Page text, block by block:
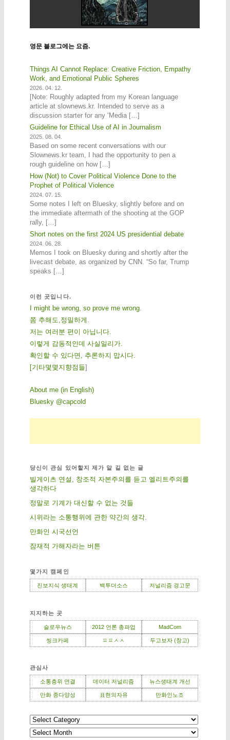
영문 블로그에는 요즘.
Things AI Cannot Replace: Creative Friction, Empathy
Work, and Emotional Public Spheres
2026. 04. 12.
[Note: Roughly adapted from my Korean language
article at slownews.kr. Intended to serve as a
discussion starter for any ‘Media […]
Guideline for Ethical Use of AI in Journalism
2025. 08. 04.
Based on some recent conversations with our
Slownews.kr team, I had the opportunity to pen a
rough guideline on how […]
How (Not) to Cover Political Violence Done to the
Prophet of Political Violence
2024. 07. 15.
Some notes I left on Bluesky, slightly before and on
the immediate aftermath of the shooting at the GOP
rally, […]
Short notes on the first 2024 US presidential debate
2024. 06. 28.
Memos I took on Bluesky during and shortly after the
livecast debate, as organized by CNN. “So far, Trump
speaks […]
이런 곳입니다.
I might be wrong, so prove me wrong.
쫌 추해도,정밀하게.
저는 여러분 편이 아닙니다.
이렇게 감동적인데 사실일리가.
확인할 수 있다면, 추론하지 맙시다.
[기 타몇 몇 지 향점 들]
About me (in English)
Bluesky @capcold
당신이 관심 있어할지 제가 알 길 없는 글
빌게이츠 연설, 창조적 자본주의를 듣고 엘리트주의를
생각하다
정말로 기계가 대신할 수 없는 것들
시위라는 소통행위에 관한 약간의 생각.
만화인 시국선언
잠재적 가해자라는 버튼
몇가지 캠페인
진보지식 생태계 백투더소스 저널리즘 경고문
지지하는 곳
슬로우뉴스 2012 언론 총파업 MadCom
씽크카페 ㅍㅍㅅㅅ 두고보자 (창고)
관심사
소통층위 연결 데이터 저널리즘 뉴스생태계 개선
만화 종다양성 표현의자유 만화인노조